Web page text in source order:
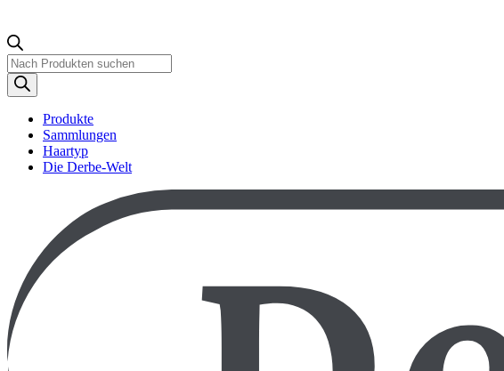
Produktsuche
Produkte
Sammlungen
Haartyp
Die Derbe-Welt